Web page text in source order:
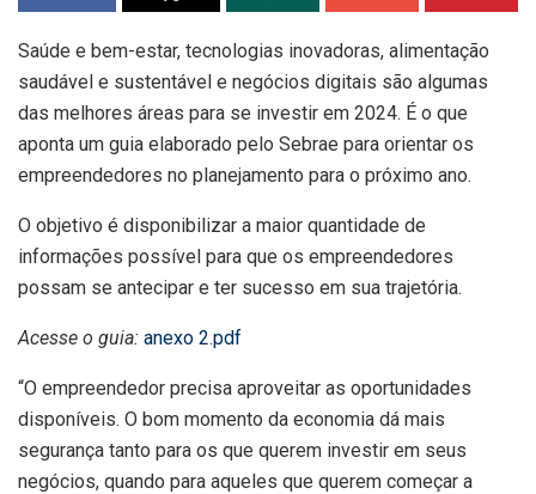
Saúde e bem-estar, tecnologias inovadoras, alimentação
saudável e sustentável e negócios digitais são algumas
das melhores áreas para se investir em 2024. É o que
aponta um guia elaborado pelo Sebrae para orientar os
empreendedores no planejamento para o próximo ano.
O objetivo é disponibilizar a maior quantidade de
informações possível para que os empreendedores
possam se antecipar e ter sucesso em sua trajetória.
Acesse o guia: anexo 2.pdf
“O empreendedor precisa aproveitar as oportunidades
disponíveis. O bom momento da economia dá mais
segurança tanto para os que querem investir em seus
negócios, quando para aqueles que querem começar a